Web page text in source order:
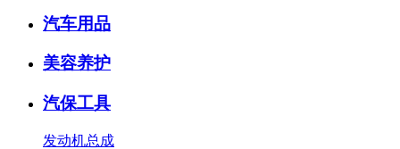
汽车用品
美容养护
汽保工具
发动机总成